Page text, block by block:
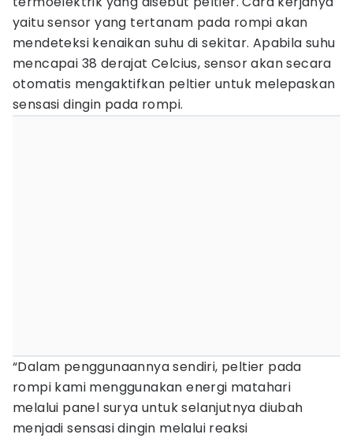
yaitu sensor yang tertanam pada rompi akan
mendeteksi kenaikan suhu di sekitar. Apabila suhu
mencapai 38 derajat Celcius, sensor akan secara
otomatis mengaktifkan peltier untuk melepaskan
sensasi dingin pada rompi.
“Dalam penggunaannya sendiri, peltier pada
rompi kami menggunakan energi matahari
melalui panel surya untuk selanjutnya diubah
menjadi sensasi dingin melalui reaksi